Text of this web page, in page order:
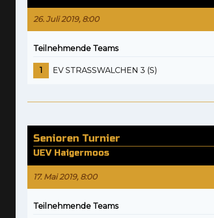
26. Juli 2019, 8:00
Teilnehmende Teams
1 EV STRASSWALCHEN 3 (S)
Senioren Turnier
UEV Haigermoos
17. Mai 2019, 8:00
Teilnehmende Teams